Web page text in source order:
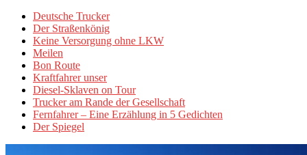
Deutsche Trucker
Der Straßenkönig
Keine Versorgung ohne LKW
Meilen
Bon Route
Kraftfahrer unser
Diesel-Sklaven on Tour
Trucker am Rande der Gesellschaft
Fernfahrer – Eine Erzählung in 5 Gedichten
Der Spiegel